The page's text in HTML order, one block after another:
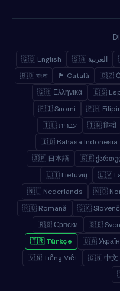
🇬🇧 English 🇸🇦 العربية
🇧🇩 বাংলা
🏴 Català 🇨🇿
🇬🇷 Ελληνικά
🇪🇸
🇫🇮 Suomi
🇵🇭
🇮🇱 עברית
🇮🇳 हिन्दी
🇮🇩 Bahasa Indonesia
🇯🇵 日本語
🇬🇪
🇱🇹 Lietuvių
🇱🇻
🇳🇱 Nederlands
🇳🇴
🇷🇴 Română
🇸🇰
🇷🇸 Српски
🇸🇪
🇹🇷 Türkçe
🇺🇦
🇻🇳 Tiếng Việt
🇨🇳 中文